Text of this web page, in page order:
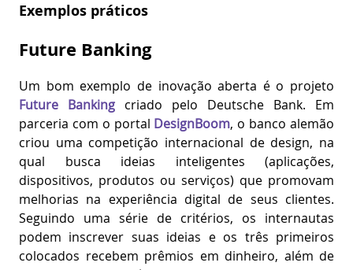
Exemplos práticos
Future Banking
Um bom exemplo de inovação aberta é o projeto
Future Banking criado pelo Deutsche Bank. Em
parceria com o portal DesignBoom, o banco alemão
criou uma competição internacional de design, na
qual busca ideias inteligentes (aplicações,
dispositivos, produtos ou serviços) que promovam
melhorias na experiência digital de seus clientes.
Seguindo uma série de critérios, os internautas
podem inscrever suas ideias e os três primeiros
colocados recebem prêmios em dinheiro, além de